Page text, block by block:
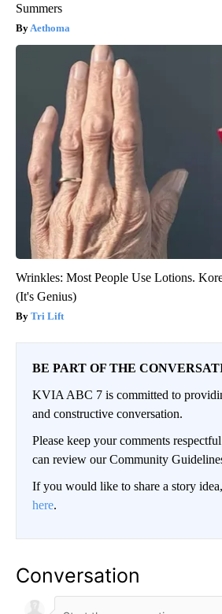
Summers
Aethoma
Wrinkles: Most People Use Lotions.
(It's Genius)
Tri Lift
BE PART OF THE
KVIA ABC 7 is committed to
and constructive conversation.
Please keep your comments
can review our Community
If you would like to share a story
here.
Conversation